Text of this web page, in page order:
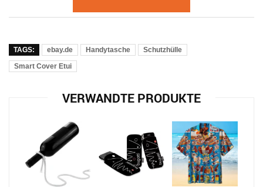
TAGS: ebay.de Handytasche
Schutzhülle
Smart Cover Etui
VERWANDTE PRODUKTE